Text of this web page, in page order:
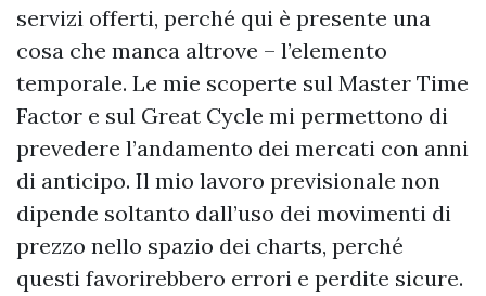
servizi offerti, perché qui è presente una
cosa che manca altrove – l’elemento
temporale. Le mie scoperte sul Master Time
Factor e sul Great Cycle mi permettono di
prevedere l’andamento dei mercati con anni
di anticipo. Il mio lavoro previsionale non
dipende soltanto dall’uso dei movimenti di
prezzo nello spazio dei charts, perché
questi favorirebbero errori e perdite sicure.